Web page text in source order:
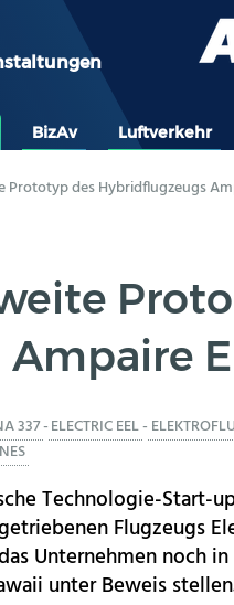
BizAv Luftverkehr
Prototyp des Hybridflugzeugs
Ampaire
337-ELECTRIC EEL-
Technologie-Start-
Flugzeugs
Unternehmen noch
unter Beweis